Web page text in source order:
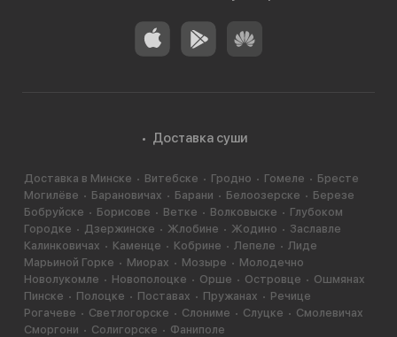
Доставка суши
Доставка в Минске Витебске Гродно Гомеле
Бресте
Могилёве
Барановичах Барани Белоозерске
Березе
Бобруйске
Борисове Ветке Волковыске
Глубоком
Городке
Дзержинске Жлобине Жодино
Заславле
Калинковичах
Каменце Кобрине Лепеле
Лиде
Марьиной Горке
Миорах Мозыре
Молодечно
Новолукомле
Новополоцке Орше Островце
Ошмянах
Пинске
Полоцке Поставах Пружанах
Речице
Рогачеве
Светлогорске Слониме Слуцке
Смолевичах
Сморгони
Солигорске Фаниполе